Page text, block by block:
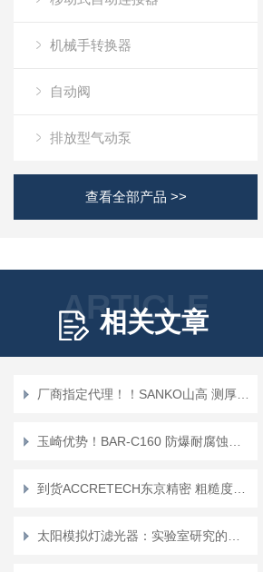
机械手转换器
自动阀
排放型气动泵
查看全部产品 >>
ARTICLE
相关文章